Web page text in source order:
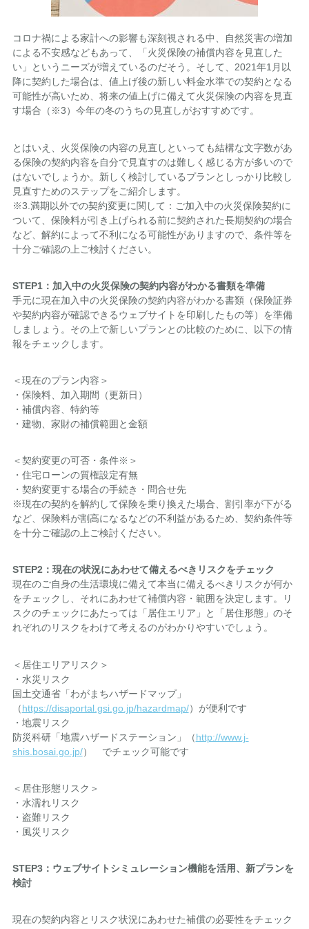
コロナ禍による家計への影響も深刻視される中、自然災害の増加
による不安感などもあって、「火災保険の補償内容を見直した
い」というニーズが増えているのだそう。そして、2021年1月以
降に契約した場合は、値上げ後の新しい料金水準での契約となる
可能性が高いため、将来の値上げに備えて火災保険の内容を見直
す場合（※3）今年の冬のうちの見直しがおすすめです。
とはいえ、火災保険の内容の見直しといっても結構な文字数があ
る保険の契約内容を自分で見直すのは難しく感じる方が多いので
はないでしょうか。新しく検討しているプランとしっかり比較し
見直すためのステップをご紹介します。
※3.満期以外での契約変更に関して：ご加入中の火災保険契約に
ついて、保険料が引き上げられる前に契約された長期契約の場合
など、解約によって不利になる可能性がありますので、条件等を
十分ご確認の上ご検討ください。
STEP1：加入中の火災保険の契約内容がわかる書類を準備
手元に現在加入中の火災保険の契約内容がわかる書類（保険証券
や契約内容が確認できるウェブサイトを印刷したもの等）を準備
しましょう。その上で新しいプランとの比較のために、以下の情
報をチェックします。
＜現在のプラン内容＞
・保険料、加入期間（更新日）
・補償内容、特約等
・建物、家財の補償範囲と金額
＜契約変更の可否・条件※＞
・住宅ローンの質権設定有無
・契約変更する場合の手続き・問合せ先
※現在の契約を解約して保険を乗り換えた場合、割引率が下がる
など、保険料が割高になるなどの不利益があるため、契約条件等
を十分ご確認の上ご検討ください。
STEP2：現在の状況にあわせて備えるべきリスクをチェック
現在のご自身の生活環境に備えて本当に備えるべきリスクが何か
をチェックし、それにあわせて補償内容・範囲を決定します。リ
スクのチェックにあたっては「居住エリア」と「居住形態」のそ
れぞれのリスクをわけて考えるのがわかりやすいでしょう。
＜居住エリアリスク＞
・水災リスク
国土交通省「わがまちハザードマップ」
（https://disaportal.gsi.go.jp/hazardmap/）が便利です
・地震リスク
防災科研「地震ハザードステーション」（http://www.j-
shis.bosai.go.jp/） でチェック可能です
＜居住形態リスク＞
・水濡れリスク
・盗難リスク
・風災リスク
STEP3：ウェブサイトシミュレーション機能を活用、新プランを
検討
現在の契約内容とリスク状況にあわせた補償の必要性をチェック